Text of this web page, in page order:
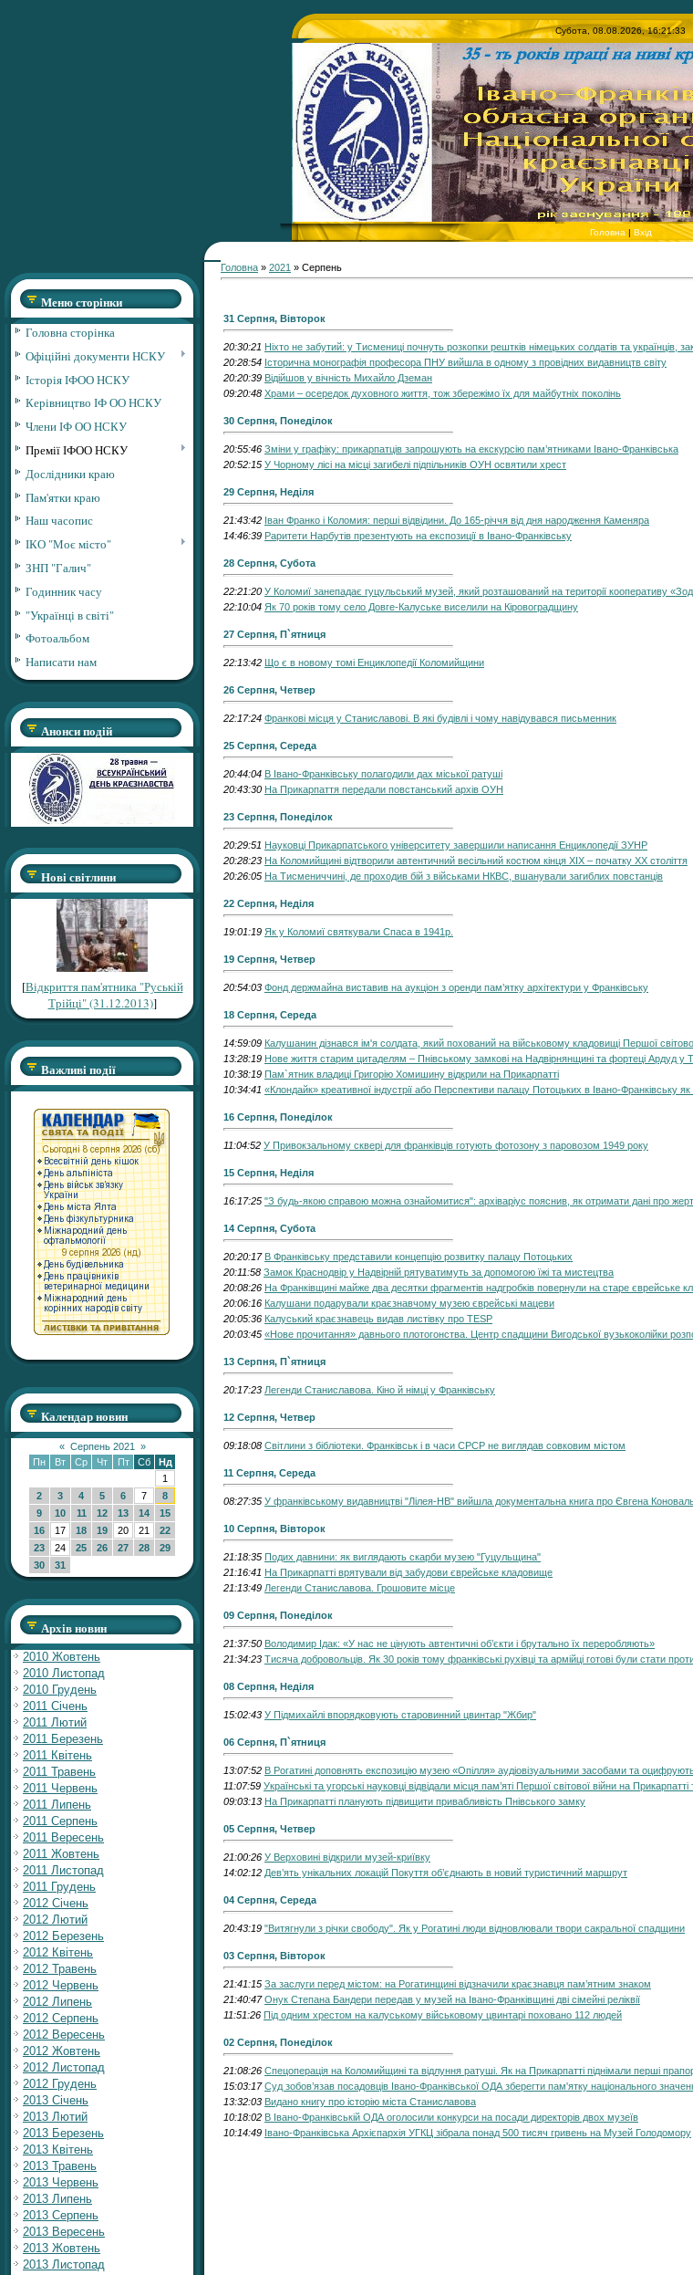
Субота, 08.08.2026, 16:21:33
Головна | Вхід
Меню сторінки
Головна сторінка
Офіційні документи НСКУ
Історія ІФОО НСКУ
Керівництво ІФ ОО НСКУ
Члени ІФ ОО НСКУ
Премії ІФОО НСКУ
Дослідники краю
Пам'ятки краю
Наш часопис
ІКО "Моє місто"
ЗНП "Галич"
Годинник часу
"Українці в світі"
Фотоальбом
Написати нам
Анонси подій
Нові світлини
[Відкриття пам'ятника "Руській
Трійці" (31.12.2013)]
Важливі події
Календар новин
« Серпень 2021
»
Пн
Вт Ср Чт Пт Сб
Нд
1
2
3 4 5 6 7
8
9
10 11 12 13 14
15
16
17 18 19 20 21
22
23
24 25 26 27 28
29
30
31
Архів новин
2010 Жовтень
2010 Листопад
2010 Грудень
2011 Січень
2011 Лютий
2011 Березень
2011 Квітень
2011 Травень
2011 Червень
2011 Липень
2011 Серпень
2011 Вересень
2011 Жовтень
2011 Листопад
2011 Грудень
2012 Січень
2012 Лютий
2012 Березень
2012 Квітень
2012 Травень
2012 Червень
2012 Липень
2012 Серпень
2012 Вересень
2012 Жовтень
2012 Листопад
2012 Грудень
2013 Січень
2013 Лютий
2013 Березень
2013 Квітень
2013 Травень
2013 Червень
2013 Липень
2013 Серпень
2013 Вересень
2013 Жовтень
2013 Листопад
Головна » 2021 » Серпень
31 Серпня, Вівторок
20:30:21 Ніхто не забутий: у Тисмениці почнуть розкопки рештків німецьких солдатів та українців,
20:28:54 Історична монографія професора ПНУ вийшла в одному з провідних видавництв світу
20:20:39 Відійшов у вічність Михайло Дземан
09:20:48 Храми – осередок духовного життя, тож збережімо їх для майбутніх поколінь
30 Серпня, Понеділок
20:55:46 Зміни у графіку: прикарпатців запрошують на екскурсію пам’ятниками Івано-Франківська
20:52:15 У Чорному лісі на місці загибелі підпільників ОУН освятили хрест
29 Серпня, Неділя
21:43:42 Іван Франко і Коломия: перші відвідини. До 165-річчя від дня народження Каменяра
14:46:39 Раритети Нарбутів презентують на експозиції в Івано-Франківську
28 Серпня, Субота
22:21:20 У Коломиї занепадає гуцульський музей, який розташований на території кооперативу
22:10:04 Як 70 років тому село Довге-Калуське виселили на Кіровоградщину
27 Серпня, П`ятниця
22:13:42 Що є в новому томі Енциклопедії Коломийщини
26 Серпня, Четвер
22:17:24 Франкові місця у Станиславові. В які будівлі і чому навідувався письменник
25 Серпня, Середа
20:44:04 В Івано-Франківську полагодили дах міської ратуші
20:43:30 На Прикарпаття передали повстанський архів ОУН
23 Серпня, Понеділок
20:29:51 Науковці Прикарпатського університету завершили написання Енциклопедії ЗУНР
20:28:23 На Коломийщині відтворили автентичний весільний костюм кінця XIX – початку XX століття
20:26:05 На Тисмениччині, де проходив бій з військами НКВС, вшанували загиблих повстанців
22 Серпня, Неділя
19:01:19 Як у Коломиї святкували Спаса в 1941р.
19 Серпня, Четвер
20:54:03 Фонд держмайна виставив на аукціон з оренди пам’ятку архітектури у Франківську
18 Серпня, Середа
14:59:09 Калушанин дізнався ім'я солдата, який похований на військовому кладовищі Першої
13:28:19 Нове життя старим цитаделям – Пнівському замкові на Надвірнянщині та фортеці Ардуд у
10:38:19 Пам`ятник владиці Григорію Хомишину відкрили на Прикарпатті
10:34:41 «Клондайк» креативної індустрії або Перспективи палацу Потоцьких в Івано-Франківську
16 Серпня, Понеділок
11:04:52 У Привокзальному сквері для франківців готують фотозону з паровозом 1949 року
15 Серпня, Неділя
16:17:25 "З будь-якою справою можна ознайомитися": архіваріус пояснив, як отримати дані про
14 Серпня, Субота
20:20:17 В Франківську представили концепцію розвитку палацу Потоцьких
20:11:58 Замок Краснодвір у Надвірній рятуватимуть за допомогою їжі та мистецтва
20:08:26 На Франківщині майже два десятки фрагментів надгробків повернули на старе єврейське
20:06:16 Калушани подарували краєзнавчому музею єврейські мацеви
20:05:36 Калуський краєзнавець видав листівку про TESP
20:03:45 «Нове прочитання» давнього плотогонства. Центр спадщини Вигодської вузькоколійки
13 Серпня, П`ятниця
20:17:23 Легенди Станиславова. Кіно й німці у Франківську
12 Серпня, Четвер
09:18:08 Світлини з бібліотеки. Франківськ і в часи СРСР не виглядав совковим містом
11 Серпня, Середа
08:27:35 У франківському видавництві "Лілея-НВ" вийшла документальна книга про Євгена
10 Серпня, Вівторок
21:18:35 Подих давнини: як виглядають скарби музею "Гуцульщина"
21:16:41 На Прикарпатті врятували від забудови єврейське кладовище
21:13:49 Легенди Станиславова. Грошовите місце
09 Серпня, Понеділок
21:37:50 Володимир Ідак: «У нас не цінують автентичні об’єкти і брутально їх переробляють»
21:34:23 Тисяча добровольців. Як 30 років тому франківські рухівці та армійці готові були стати
08 Серпня, Неділя
15:02:43 У Підмихайлі впорядковують старовинний цвинтар "Жбир"
06 Серпня, П`ятниця
13:07:52 В Рогатині доповнять експозицію музею «Опілля» аудіовізуальними засобами та
11:07:59 Українські та угорські науковці відвідали місця пам’яті Першої світової війни на
09:03:13 На Прикарпатті планують підвищити привабливість Пнівського замку
05 Серпня, Четвер
21:00:26 У Верховині відкрили музей-криївку
14:02:12 Дев’ять унікальних локацій Покуття об’єднають в новий туристичний маршрут
04 Серпня, Середа
20:43:19 "Витягнули з річки свободу". Як у Рогатині люди відновлювали твори сакральної спадщини
03 Серпня, Вівторок
21:41:15 За заслуги перед містом: на Рогатинщині відзначили краєзнавця пам’ятним знаком
21:40:47 Онук Степана Бандери передав у музей на Івано-Франківщині дві сімейні реліквії
11:51:26 Під одним хрестом на калуському військовому цвинтарі поховано 112 людей
02 Серпня, Понеділок
21:08:26 Спецоперація на Коломийщині та відлуння ратуші. Як на Прикарпатті піднімали перші
15:03:17 Суд зобов’язав посадовців Івано-Франківської ОДА зберегти пам'ятку національного
13:32:03 Видано книгу про історію міста Станиславова
10:18:02 В Івано-Франківській ОДА оголосили конкурси на посади директорів двох музеїв
10:14:49 Івано-Франківська Архієпархія УГКЦ зібрала понад 500 тисяч гривень на Музей Голодомору